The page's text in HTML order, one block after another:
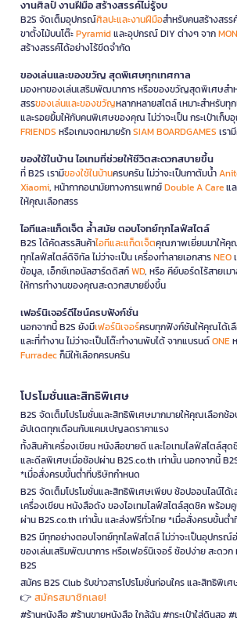
งานศิลป์ งานฝีมือ สร้างสรรค์ไม่รู้จบ
B2S จัดเต็มอุปกรณ์ศิลปะและงานฝีมือสำหรับคนสร้างสร
ขาตั้งไม้บนโต๊ะPyramidและอุปกรณ์ DIY ต่างๆ จาก
สร้างสรรค์ได้อย่างไร้ขีดจำกัด
ของเล่นและของขวัญ สุดพิเศษทุกเทศกาล
มองหาของเล่นเสริมพัฒนาการ หรือของขวัญสุดพิเศษสำห
สรรของเล่นและของขวัญหลากหลายสไตล์ เหมาะสำหรับ
และรอยยิ้มให้กับคนพิเศษของคุณ ไม่ว่าจะเป็น กระเป๋าเก็
FRIENDS หรือเกมจดหมายรักSIAM BOARDGAMES เรา
ของใช้ในบ้าน ไอเทมที่ช่วยให้ชีวิตสะดวกสบายขึ้น
ที่ B2S เรามีของใช้ในบ้านครบครัน ไม่ว่าจะเป็นกาต้มน้ำ
Xiaomi, หน้ากากอนามัยทางการแพทย์Double A Careแ
ให้คุณเลือกสรร
ไอทีและแก็ดเจ็ต ล้ำสมัย ตอบโจทย์ทุกไลฟ์สไตล์
B2S ได้คัดสรรสินค้าไอทีและแก็ดเจ็ตคุณภาพเยี่ยมมาให้คุ
ทุกไลฟ์สไตล์ดิจิทัล ไม่ว่าจะเป็น เครื่องทำลายเอกสารNEO
ข้อมูล, เอ็กซ์เทอนัลฮาร์ดดิสก์WD, หรือ คีย์บอร์ดไร้สายเม
ให้การทำงานของคุณสะดวกสบายยิ่งขึ้น
เฟอร์นิเจอร์ดีไซน์ครบฟังก์ชั่น
นอกจากนี้ B2S ยังมีเฟอร์นิเจอร์ครบทุกฟังก์ชันให้คุณได้เ
และที่ทำงาน ไม่ว่าจะเป็นโต๊ะทำงานพับได้ จากแบรนด์ONE
Furradecก็มีให้เลือกครบครัน
โปรโมชั่นและสิทธิพิเศษ
B2S จัดเต็มโปรโมชั่นและสิทธิพิเศษมากมายให้คุณเลือกช้
อัปเดตทุกเดือนกับแคมเปญลดราคาแรง
ทั้งสินค้าเครื่องเขียน หนังสือขายดี และไอเทมไลฟ์สไตล์สุ
และดีลพิเศษเมื่อช้อปผ่าน B2S.co.th เท่านั้น นอกจากนี้
*เมื่อสั่งครบขั้นต่ำที่บริษัทกำหนด
B2S จัดเต็มโปรโมชั่นและสิทธิพิเศษเพียบ ช้อปออนไลน์ได้
เครื่องเขียน หนังสือดัง ของไอเทมไลฟ์สไตล์สุดชิค พร้อ
ผ่าน B2S.co.th เท่านั้น และส่งฟรีทั่วไทย *เมื่อสั่งครบขั้นต่
B2S มีทุกอย่างตอบโจทย์ทุกไลฟ์สไตล์ ไม่ว่าจะเป็นอุปกรณ์
ของเล่นเสริมพัฒนาการ หรือเฟอร์นิเจอร์ ช้อปง่าย สะดวก
B2S
สมัคร B2S Club รับข่าวสารโปรโมชั่นก่อนใคร และสิทธิพิเ
👉 สมัครสมาชิกเลย!
#ร้านหนังสือ #ร้านขายหนังสือ ใกล้ฉัน #กระเป๋าใส่ดินสอ